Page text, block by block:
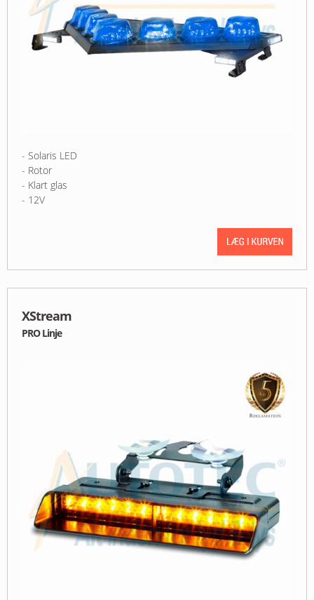
- Solaris LED
- Rotor
- Klart glas
- 12V
XStream
PRO Linje